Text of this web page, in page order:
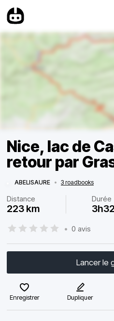
Nice, lac de
retour par
ABELISAURE • 3 roadbooks
Distance
223 km
Durée
3h32
• 0 avis
Lancer le
Enregistrer Dupliquer